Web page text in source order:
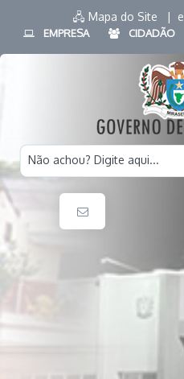
🖧 Mapa do Site |
EMPRESA CIDADÃO
Não achou? Digite aqui...